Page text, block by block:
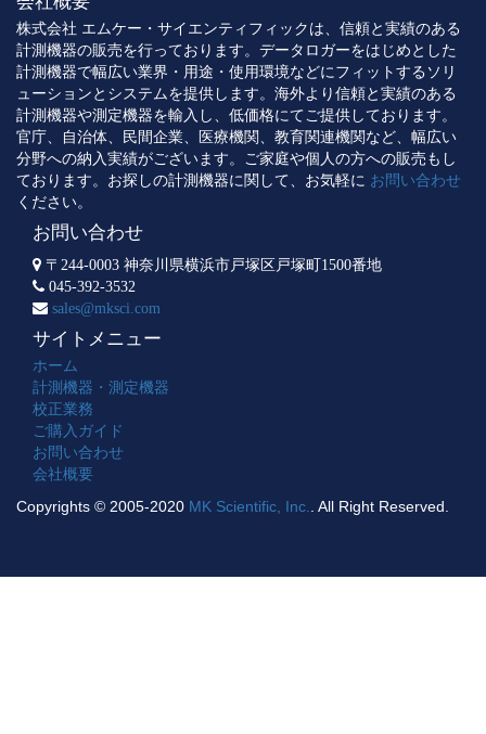
株式会社 エムケー・サイエンティフィックは、信頼と実績のある
計測機器の販売を行っております。データロガーをはじめとした
計測機器で幅広い業界・用途・使用環境などにフィットするソリ
ューションとシステムを提供します。海外より信頼と実績のある
計測機器や測定機器を輸入し、低価格にてご提供しております。
官庁、自治体、民間企業、医療機関、教育関連機関など、幅広い
分野への納入実績がございます。ご家庭や個人の方への販売もし
ております。お探しの計測機器に関して、お気軽に お問い合わせ
ください。
お問い合わせ
〒244-0003 神奈川県横浜市戸塚区戸塚町1500番地
045-392-3532
sales@mksci.com
サイトメニュー
ホーム
計測機器・測定機器
校正業務
ご購入ガイド
お問い合わせ
会社概要
Copyrights © 2005-2020 MK Scientific, Inc. . All Right Reserved.